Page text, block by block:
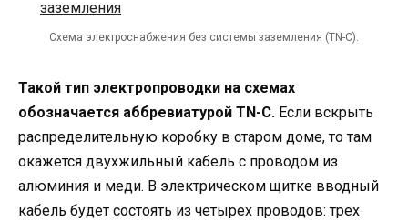
Схема электроснабжения без системы заземления (TN-C).
Такой тип электропроводки на схемах
обозначается аббревиатурой TN-С. Если вскрыть
распределительную коробку в старом доме, то там
окажется двухжильный кабель с проводом из
алюминия и меди. В электрическом щитке вводный
кабель будет состоять из четырех проводов: трех